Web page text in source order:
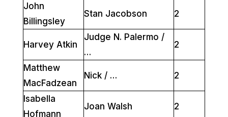
John
Billingsley
Stan Jacobson 2
Harvey Atkin
Judge N. Palermo /
…
2
Matthew
MacFadzean
Nick / … 2
Isabella
Hofmann
Joan Walsh 2